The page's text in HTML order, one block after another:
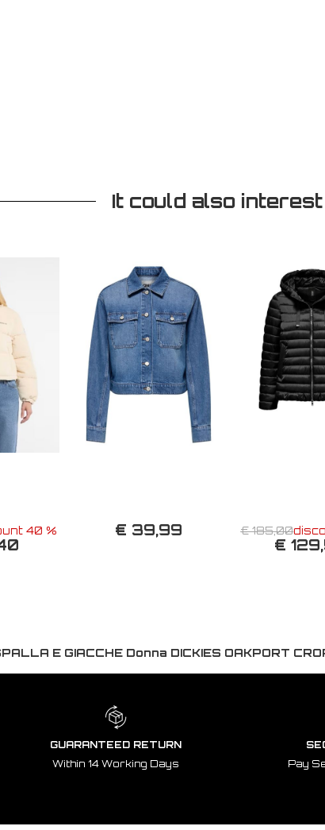
It could also
40 % € 39,99 € 185,00
€
E GIACCHE Donna DICKIES OAKPORT
GUARANTEED RETURN
Within 14 Working Days
Pay